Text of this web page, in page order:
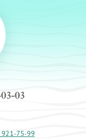
03
921-75-99